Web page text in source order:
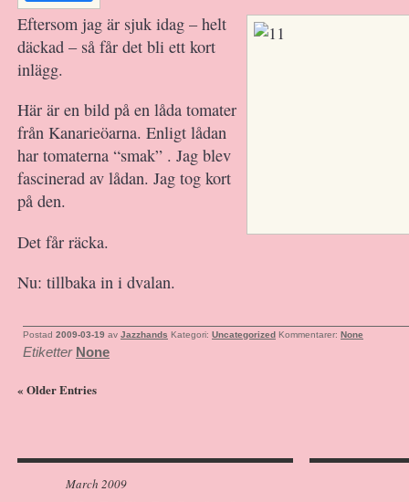
Eftersom jag är sjuk idag – helt
däckad – så får det bli ett kort
inlägg.
Här är en bild på en låda tomater
från Kanarieöarna. Enligt lådan
har tomaterna “smak” . Jag blev
fascinerad av lådan. Jag tog kort
på den.
Det får räcka.
Nu: tillbaka in i dvalan.
Postad 2009-03-19 av Jazzhands Kategori: Uncategorized Kommentarer: None
Etiketter None
« Older Entries
March 2009